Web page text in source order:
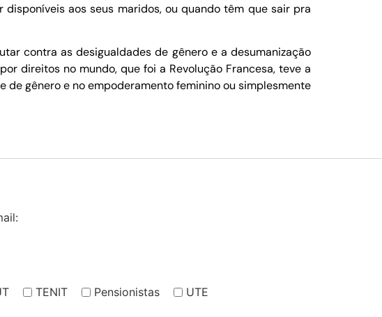
aos seus maridos, ou quando têm que sair pra
contra as desigualdades de gênero e a desumanização
direitos no mundo, que foi a Revolução Francesa, teve a
de gênero e no empoderamento feminino ou simplesmente
TENIT Pensionistas
UTE